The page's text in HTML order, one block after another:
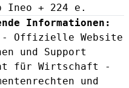
Ineo + 224 e.
Informationen:
- Offizielle Website
und Support
für Wirtschaft
-
und